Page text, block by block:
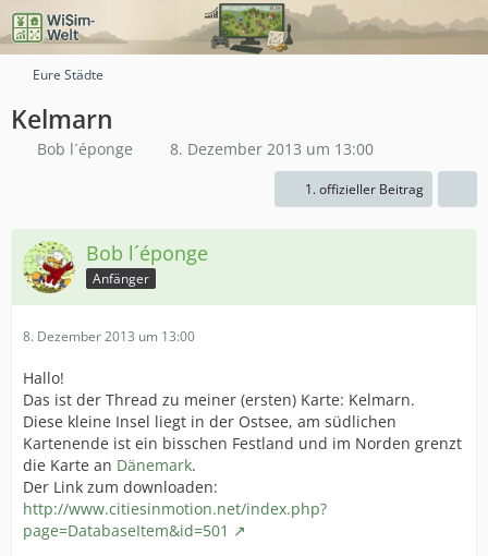
Eure Städte
Kelmarn
Bob l´éponge 8. Dezember 2013 um 13:00
1. offizieller Beitrag
Bob l´éponge
Anfänger
8. Dezember 2013 um 13:00
Hallo!
Das ist der Thread zu meiner (ersten) Karte: Kelmarn.
Diese kleine Insel liegt in der Ostsee, am südlichen
Kartenende ist ein bisschen Festland und im Norden grenzt
die Karte an Dänemark.
Der Link zum downloaden:
http://www.citiesinmotion.net/index.php?
page=DatabaseItem&id=501